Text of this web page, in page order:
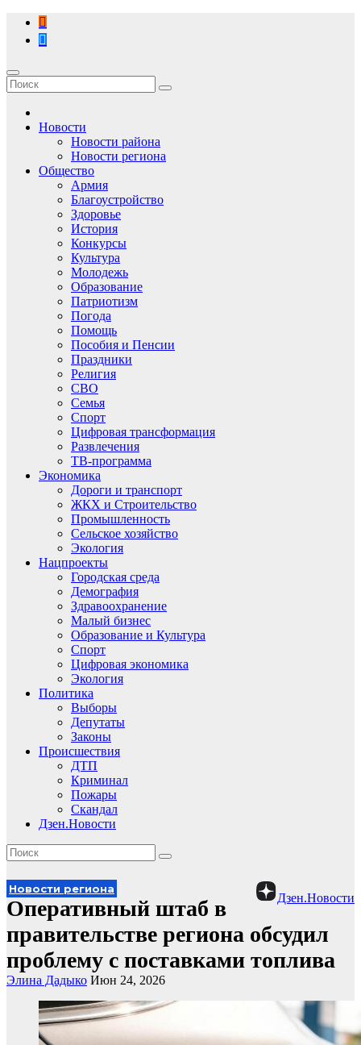
Перейти
содержимому
Новости
Новости района
Новости региона
Общество
Армия
Благоустройство
Здоровье
История
Конкурсы
Культура
Молодежь
Образование
Патриотизм
Погода
Помощь
Пособия и Пенсии
Праздники
Религия
СВО
Семья
Спорт
Цифровая трансформация
Развлечения
ТВ-программа
Экономика
Дороги и транспорт
ЖКХ и Строительство
Промышленность
Сельское хозяйство
Экология
Нацпроекты
Городская среда
Демография
Здравоохранение
Малый бизнес
Образование и Культура
Спорт
Цифровая экономика
Экология
Политика
Выборы
Депутаты
Законы
Происшествия
ДТП
Криминал
Пожары
Скандал
Дзен.Новости
Дзен.Новости
Новости региона
Оперативный штаб в
правительстве региона обсудил
проблему с поставками топлива
Элина Дадыко Июн 24, 2026